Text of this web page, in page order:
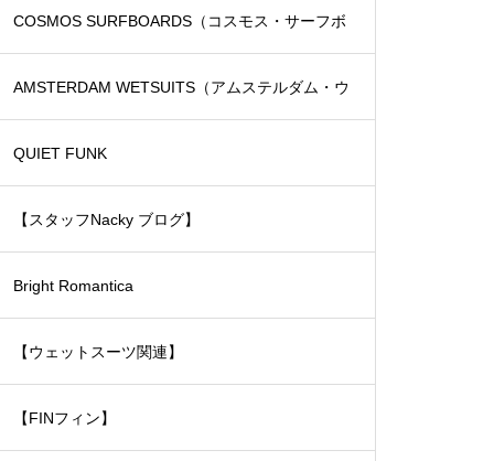
COSMOS SURFBOARDS（コスモス・サーフボ
ード）
AMSTERDAM WETSUITS（アムステルダム・ウ
ェットスーツ）
QUIET FUNK
【スタッフNacky ブログ】
Bright Romantica
【ウェットスーツ関連】
【FINフィン】